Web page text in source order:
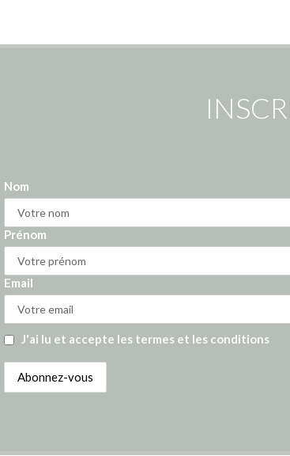
Nom
Prénom
Email
J'ai lu et accepte les termes et les conditions